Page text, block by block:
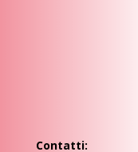
Contatti: